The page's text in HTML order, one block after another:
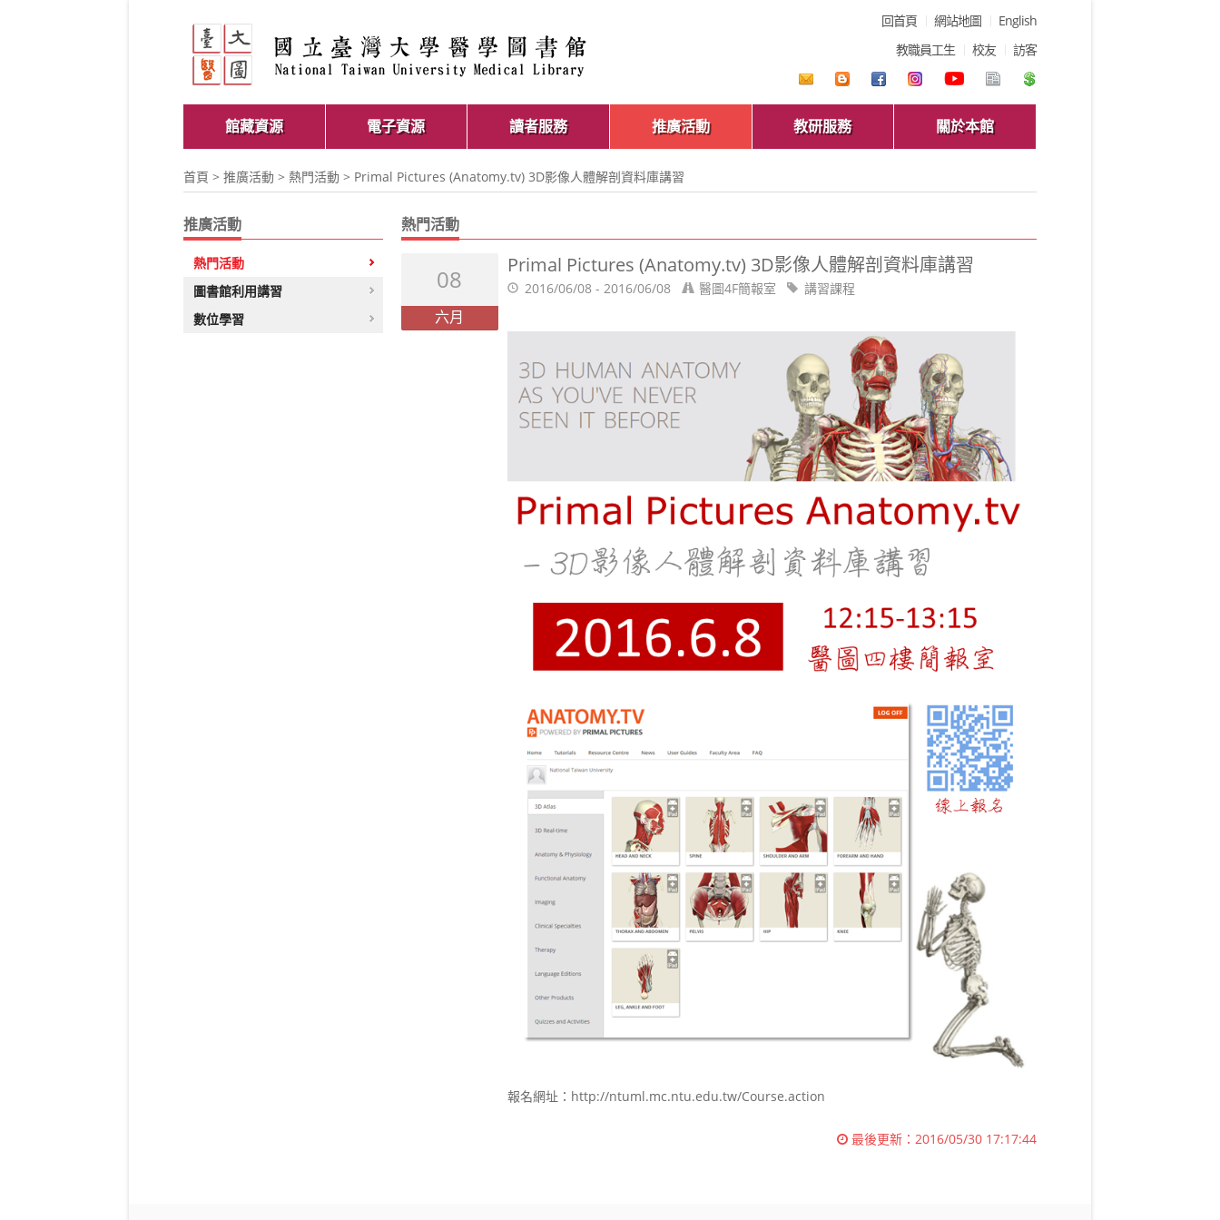
回首頁 網站地圖
English
教職員工生
校友 訪客
館藏資源 電子資源 讀者服務 推廣活動 教研服務 關於本館
首頁 > 推廣活動 > 熱門活動 > Primal Pictures (Anatomy.tv) 3D影像人體解剖資料庫講習
推廣活動
熱門活動
圖書館利用講習
數位學習
熱門活動
08
六月
Primal Pictures (Anatomy.tv) 3D影像人體解剖資料庫講習
2016/06/08 - 2016/06/08 醫圖4F簡報室 講習課程
報名網址：http://ntuml.mc.ntu.edu.tw/Course.action
最後更新： 2016/05/30 17:17:44